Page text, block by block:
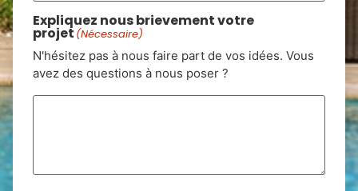
Expliquez nous brievement votre
projet (Nécessaire)
N'hésitez pas à nous faire part de vos idées. Vous
avez des questions à nous poser ?